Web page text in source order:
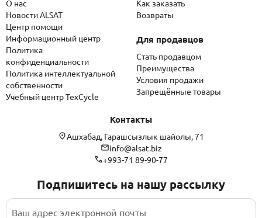
О нас
Новости ALSAT
Центр помощи
Информационный центр
Политика
конфиденциальности
Политика интеллектуальной
собственности
Учебный центр TexCycle
Как заказать
Возвраты
Для продавцов
Стать продавцом
Преимущества
Условия продажи
Запрещённые товары
Контакты
Ашхабад, Гарашсызлык шайолы, 71
info@alsat.biz
+993-71 89-90-77
Подпишитесь на нашу рассылку